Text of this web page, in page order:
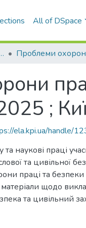
All of DSpace
семінарів і т.п.
;
ela.kpi.ua/handle/
наукові праці
та цивільної
праці та безпеки
щодо
та цивільний